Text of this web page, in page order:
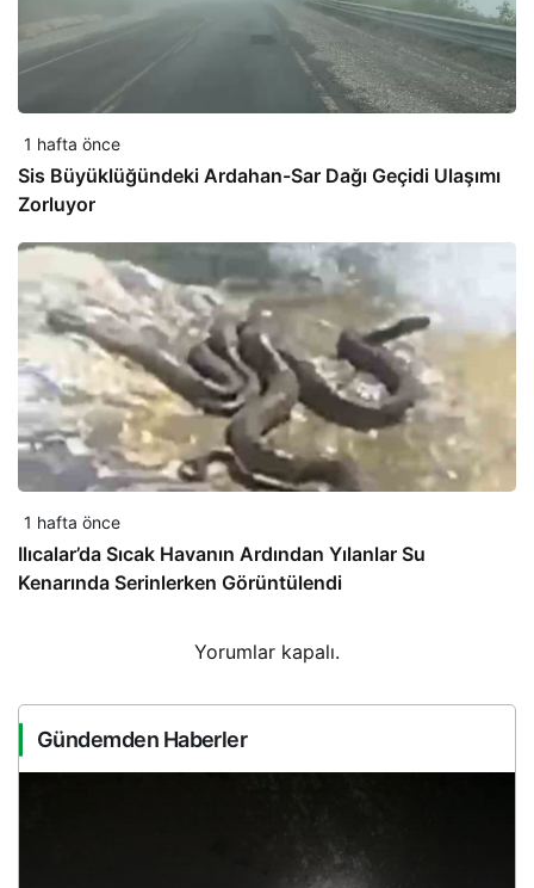
1 hafta önce
Sis Büyüklüğündeki Ardahan-Sar Dağı Geçidi Ulaşımı
Zorluyor
1 hafta önce
Ilıcalar’da Sıcak Havanın Ardından Yılanlar Su
Kenarında Serinlerken Görüntülendi
Yorumlar kapalı.
Gündemden Haberler